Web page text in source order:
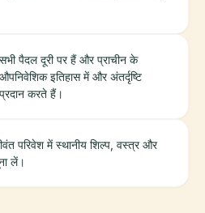
सभी पैदल दूरी पर हैं और प्राचीन के
औपनिवेशिक इतिहास में और अंतर्दृष्टि
प्रदान करते हैं।
परिवेश में स्थानीय शिल्प, वस्त्र और
लें।